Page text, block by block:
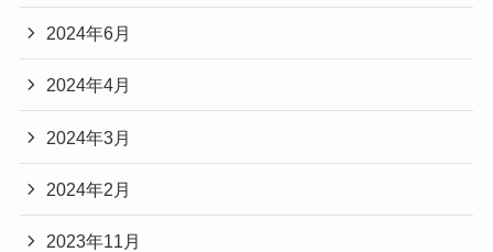
2024年6月
2024年4月
2024年3月
2024年2月
2023年11月